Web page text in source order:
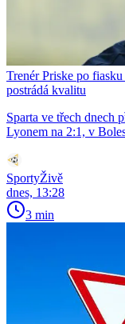
Trenér Priske po
postrádá kvalitu
Sparta ve třech dnech
Lyonem na 2:1, v
SportyŽivě
dnes, 13:28
3 min